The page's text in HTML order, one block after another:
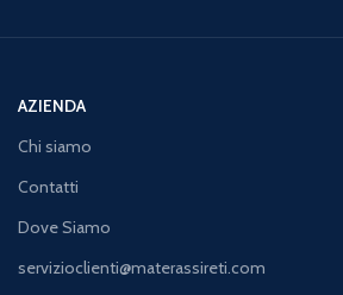
AZIENDA
Chi siamo
Contatti
Dove Siamo
servizioclienti@materassireti.com